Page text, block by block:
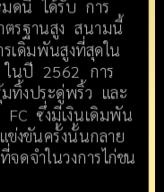
ดนี้ ได้รับ การ
ตรฐานสูง สนามนี้
เดิมพันสูงที่สุดใน
ในปี 2562 การ
ทิ้งประดู่พริ้ว และ
FC ซึ่งมีเงินเดิมพัน
งขันครั้งนั้นกลาย
จดจำในวงการไก่ชน